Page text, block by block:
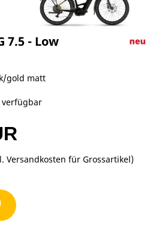
7.5 - Low
gold matt
verfügbar
Versandkosten für Grossartikel)